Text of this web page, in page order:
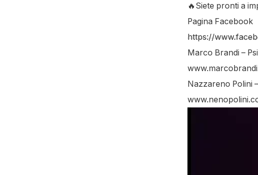
🔥Siete pronti a
Pagina Facebook
https://
Marco Brandi –
Nazzareno Polini